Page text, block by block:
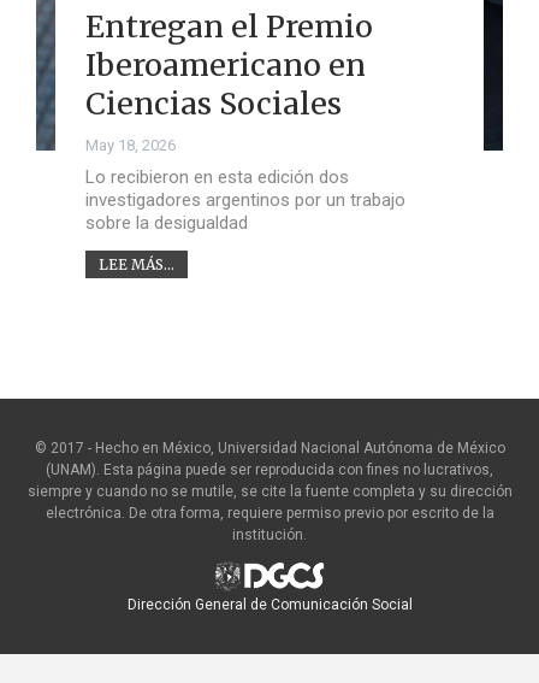
Entregan el Premio
Iberoamericano en
Ciencias Sociales
May 18, 2026
Lo recibieron en esta edición dos
investigadores argentinos por un trabajo
sobre la desigualdad
LEE MÁS...
© 2017 - Hecho en México, Universidad Nacional Autónoma de México
(UNAM). Esta página puede ser reproducida con fines no lucrativos,
siempre y cuando no se mutile, se cite la fuente completa y su dirección
electrónica. De otra forma, requiere permiso previo por escrito de la
institución.
Dirección General de Comunicación Social